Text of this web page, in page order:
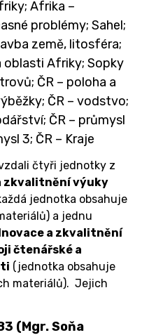
Afrika –
problémy; Sahel;
země, litosféra;
oblasti Afriky; Sopky
ČR – poloha a
ČR – vodstvo;
ČR – průmysl
3; ČR – Kraje
čtyři jednotky z
zkvalitnění výuky
jednotka obsahuje
a jednu
a zkvalitnění
čtenářské a
(jednotka obsahuje
materiálů). Jejich
(Mgr. Soňa